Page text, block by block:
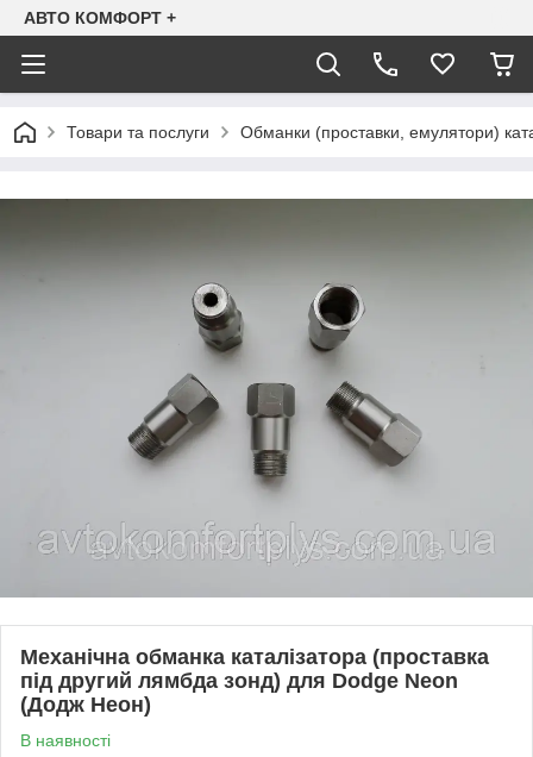
АВТО КОМФОРТ +
Товари та послуги Обманки (проставки, емулятори)
Механічна обманка каталізатора (проставка
під другий лямбда зонд) для Dodge Neon
(Додж Неон)
В наявності